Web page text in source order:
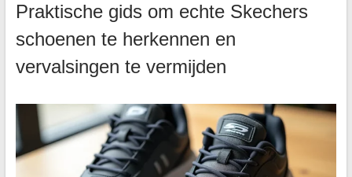
Praktische gids om echte Skechers
schoenen te herkennen en
vervalsingen te vermijden